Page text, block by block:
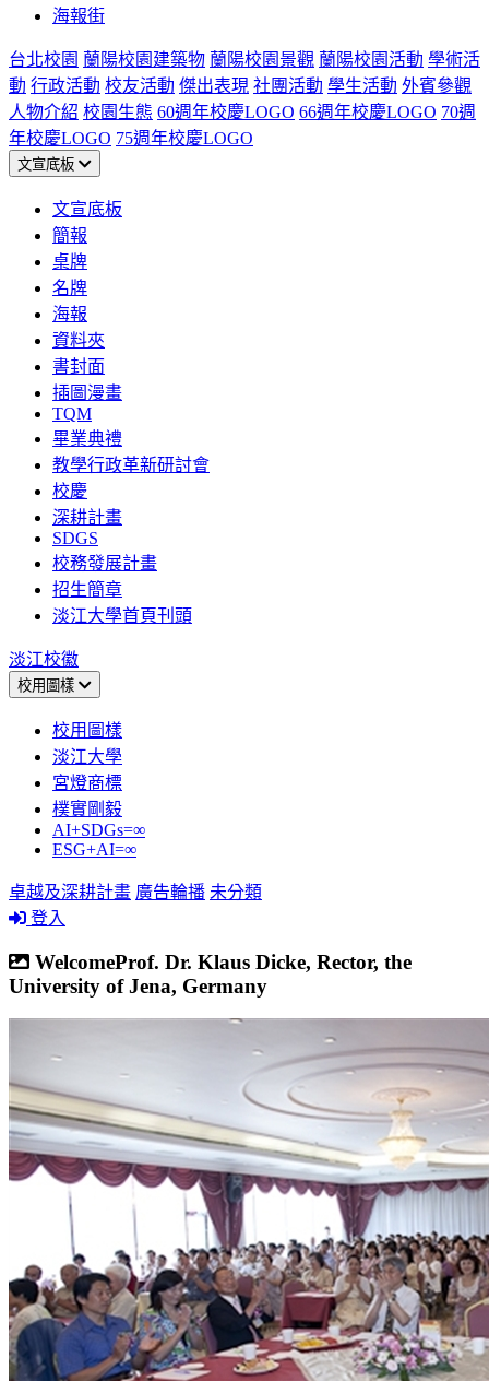
海報街
台北校園 蘭陽校園建築物 蘭陽校園景觀 蘭陽校園活動 學術活
動 行政活動 校友活動 傑出表現 社團活動 學生活動 外賓參觀
人物介紹 校園生態 60週年校慶LOGO 66週年校慶LOGO 70週
年校慶LOGO 75週年校慶LOGO
文宣底板
文宣底板
簡報
桌牌
名牌
海報
資料夾
書封面
插圖漫畫
TQM
畢業典禮
教學行政革新研討會
校慶
深耕計畫
SDGS
校務發展計畫
招生簡章
淡江大學首頁刊頭
淡江校徽
校用圖樣
校用圖樣
淡江大學
宮燈商標
樸實剛毅
AI+SDGs=∞
ESG+AI=∞
卓越及深耕計畫 廣告輪播 未分類
登入
WelcomeProf. Dr. Klaus Dicke, Rector, the
University of Jena, Germany